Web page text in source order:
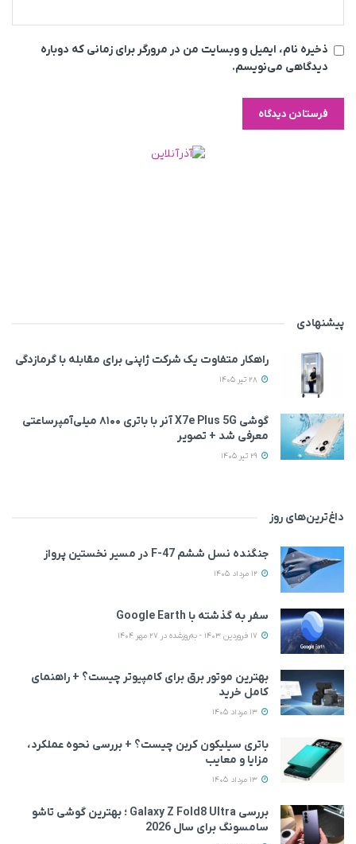
ذخیره نام، ایمیل و وبسایت من در مرورگر برای زمانی که دوباره
دیدگاهی می‌نویسم.
پیشنهادی
راهکار متفاوت یک شرکت ژاپنی برای مقابله با گرمازدگی
گوشی X7e Plus 5G آنر با باتری ۸۱۰۰ میلی‌آمپرساعتی
معرفی شد + تصویر
داغ‌ترین‌های روز
جنگنده نسل ششم F-47 در مسیر نخستین پرواز
سفر به گذشته با Google Earth
بهترین موتور برق برای کامپیوتر چیست؟ + راهنمای
کامل خرید
باتری سیلیکون کربن چیست؟ + بررسی نحوه عملکرد،
مزایا و معایب
بررسی Galaxy Z Fold8 Ultra ؛ بهترین گوشی تاشو
سامسونگ برای سال 2026